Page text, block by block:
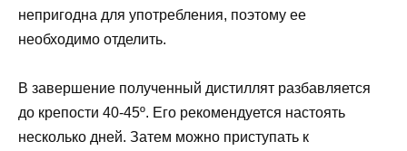
непригодна для употребления, поэтому ее
необходимо отделить.
В завершение полученный дистиллят разбавляется
до крепости 40-45º. Его рекомендуется настоять
несколько дней. Затем можно приступать к